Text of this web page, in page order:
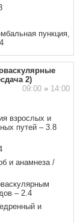
пункция,
2)
09:00 »14:00
взрослых и
путей – 3.8
и анамнеза /
– 2.4
и